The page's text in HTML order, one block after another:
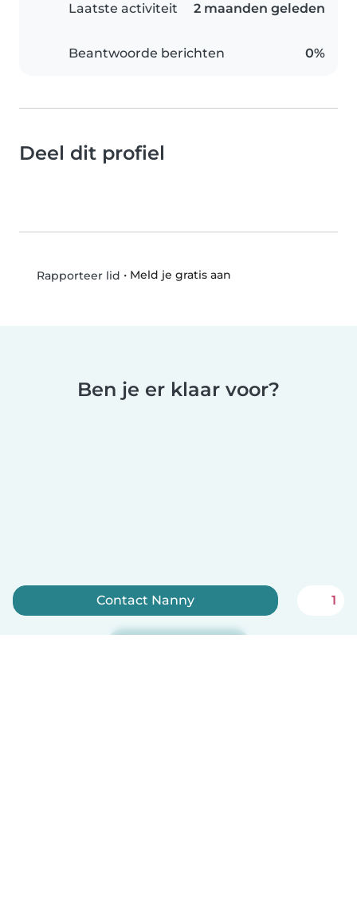
Laatste activiteit 2 maanden geleden
Beantwoorde berichten 0%
Deel dit profiel
Rapporteer lid • Meld je gratis aan
Ben je er klaar voor?
Contact Nanny 1